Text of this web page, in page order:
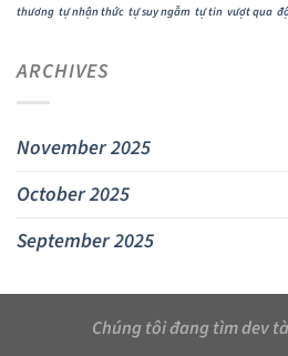
thương tự nhận thức tự suy ngẫm tự tin vượt qua
ARCHIVES
November 2025
October 2025
September 2025
Chúng tôi đang tìm dev